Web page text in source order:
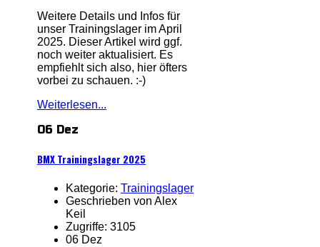
Weitere Details und Infos für
unser Trainingslager im April
2025. Dieser Artikel wird ggf.
noch weiter aktualisiert. Es
empfiehlt sich also, hier öfters
vorbei zu schauen. :-)
Weiterlesen...
06 Dez
BMX Trainingslager 2025
Kategorie: Trainingslager
Geschrieben von Alex
Keil
Zugriffe: 3105
06 Dez